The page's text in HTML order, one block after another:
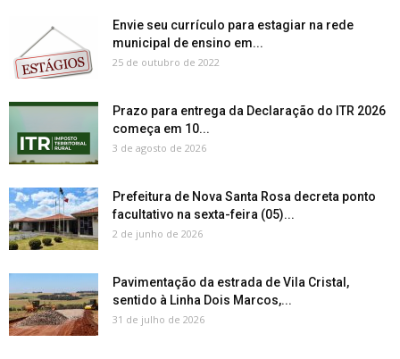
Envie seu currículo para estagiar na rede
municipal de ensino em...
25 de outubro de 2022
Prazo para entrega da Declaração do ITR 2026
começa em 10...
3 de agosto de 2026
Prefeitura de Nova Santa Rosa decreta ponto
facultativo na sexta-feira (05)...
2 de junho de 2026
Pavimentação da estrada de Vila Cristal,
sentido à Linha Dois Marcos,...
31 de julho de 2026